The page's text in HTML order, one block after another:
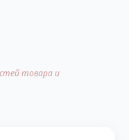
товара и